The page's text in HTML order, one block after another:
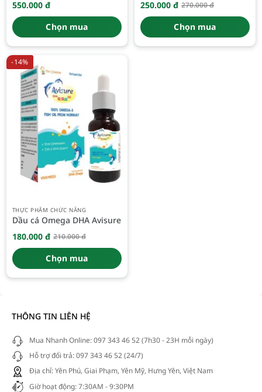
550.000 đ
Chọn mua
270.000đ
Giá
gốc
là:
270.000 đ.
250.000 đ
Giá
hiện
tại
là:
250.000 đ.
Chọn mua
-14%
THỰC PHẨM CHỨC NĂNG
Dầu cá Omega DHA Avisure
210.000đ
Giá
gốc
là:
210.000 đ.
180.000 đ
Giá
hiện
tại
là:
180.000 đ.
Chọn mua
THÔNG TIN LIÊN HỆ
Mua Nhanh Online: 097 343 46 52 (7h30 - 23H mỗi ngày)
Hỗ trợ đổi trả: 097 343 46 52 (24/7)
Địa chỉ: Yên Phú, Giai Phạm, Yên Mỹ, Hưng Yên, Việt Nam
Giờ hoạt động: 7:30AM - 9:30PM